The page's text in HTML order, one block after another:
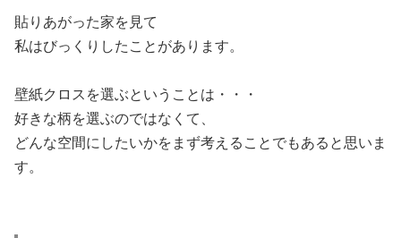
貼りあがった家を見て
私はびっくりしたことがあります。
壁紙クロスを選ぶということは・・・
好きな柄を選ぶのではなくて、
どんな空間にしたいかをまず考えることでもあると思いま
す。